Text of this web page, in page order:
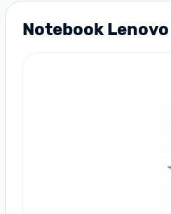
Notebook Lenovo